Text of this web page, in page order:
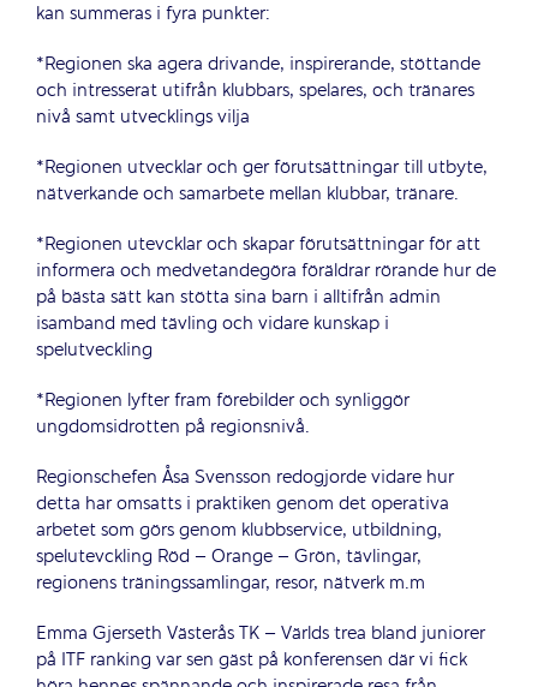
kan summeras i fyra punkter:
*Regionen ska agera drivande, inspirerande, stöttande
och intresserat utifrån klubbars, spelares, och tränares
nivå samt utvecklings vilja
*Regionen utvecklar och ger förutsättningar till utbyte,
nätverkande och samarbete mellan klubbar, tränare.
*Regionen utevcklar och skapar förutsättningar för att
informera och medvetandegöra föräldrar rörande hur de
på bästa sätt kan stötta sina barn i alltifrån admin
isamband med tävling och vidare kunskap i
spelutveckling
*Regionen lyfter fram förebilder och synliggör
ungdomsidrotten på regionsnivå.
Regionschefen Åsa Svensson redogjorde vidare hur
detta har omsatts i praktiken genom det operativa
arbetet som görs genom klubbservice, utbildning,
spelutevckling Röd – Orange – Grön, tävlingar,
regionens träningssamlingar, resor, nätverk m.m
Emma Gjerseth Västerås TK – Världs trea bland juniorer
på ITF ranking var sen gäst på konferensen där vi fick